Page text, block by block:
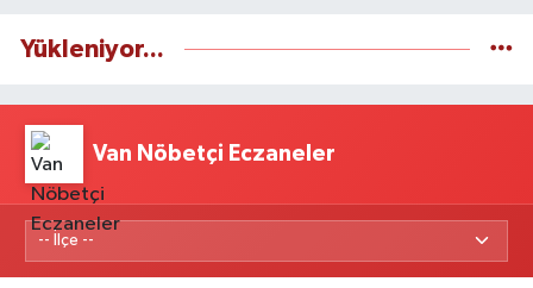
Yükleniyor...
Van Nöbetçi Eczaneler